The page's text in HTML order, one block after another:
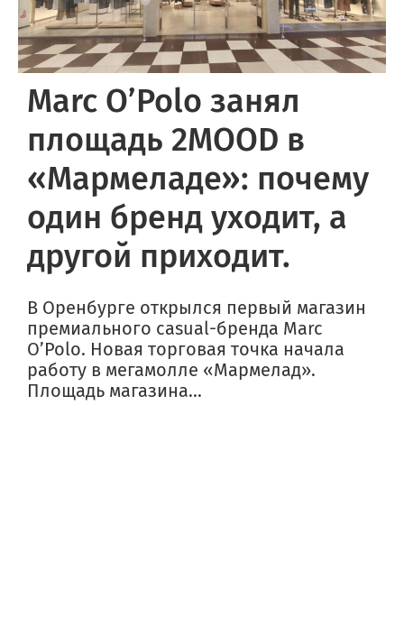
Marc O’Polo занял
площадь 2MOOD в
«Мармеладе»: почему
один бренд уходит, а
другой приходит.
В Оренбурге открылся первый магазин
премиального casual-бренда Marc
O’Polo. Новая торговая точка начала
работу в мегамолле «Мармелад».
Площадь магазина...